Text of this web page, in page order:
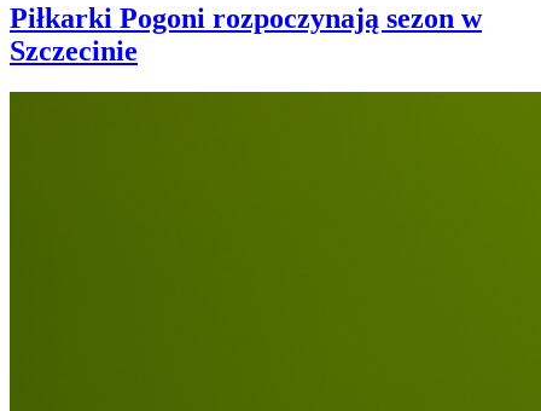
Piłkarki Pogoni rozpoczynają sezon w
Szczecinie